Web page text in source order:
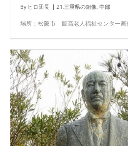
By ヒロ団長 21.三重県の銅像, 中部
場所：松阪市 飯高老人福祉センター画